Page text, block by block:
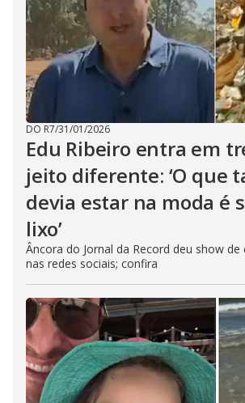
DO R7/31/01/2026
Edu Ribeiro entra em
jeito diferente: ‘O que
devia estar na moda é
lixo’
Âncora do Jornal da Record deu show de
nas redes sociais; confira